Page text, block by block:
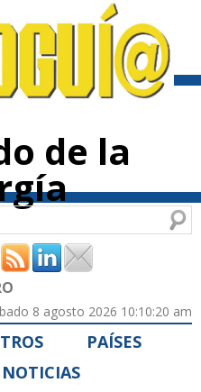
de la
8 agosto 2026 10:10:20 am
PAÍSES
NOTICIAS